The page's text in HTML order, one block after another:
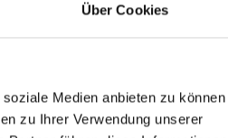
Über Cookies
Medien anbieten zu können
zu Ihrer Verwendung unserer